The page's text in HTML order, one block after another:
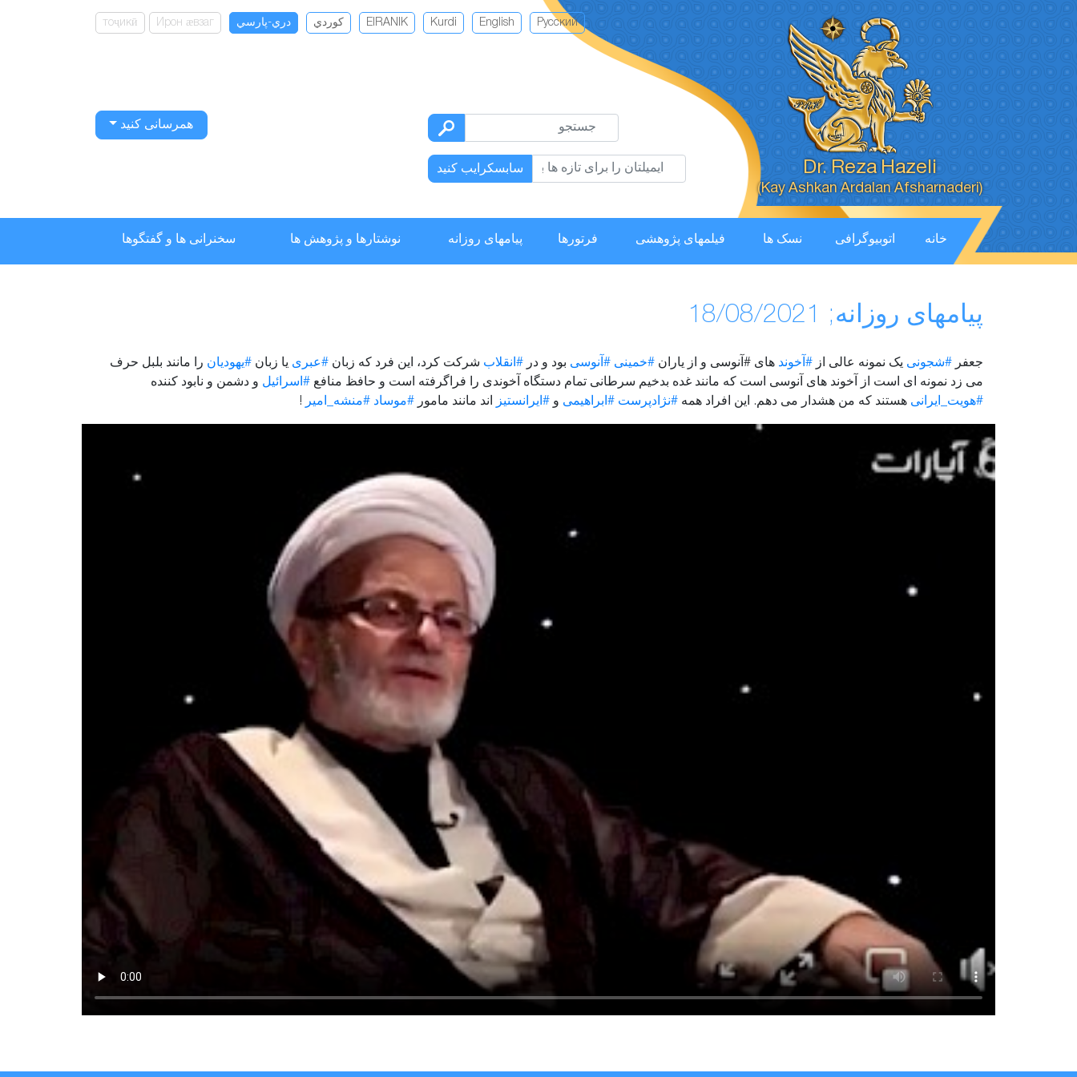
Dr. Reza Hazeli
(Kay Ashkan Ardalan Afsharnaderi)
Русский
English
Kurdi
EIRANIK كوردي دري-پارسي Ирон ӕвзаг
тоҷикӣ
سابسکرایب کنید
همرسانی کنید
خانه اتوبیوگرافی نسک ها فیلمهای پژوهشی فرتورها پیامهای روزانه نوشتارها و پژوهش ها سخنرانی ها و گفتگوها
پیامهای روزانه; 18/08/2021
جعفر #شجونی یک نمونه عالی از #آخوند های #آنوسی و از یاران #خمینی #آنوسی بود و در #انقلاب شرکت کرد، این فرد که زبان #عبری یا زبان #یهودیان را مانند بلبل حرف
می زد نمونه ای است از آخوند های آنوسی است که مانند غده بدخیم سرطانی تمام دستگاه آخوندی را فراگرفته است و حافظ منافع #اسرائیل و دشمن و نابود کننده
#هویت_ایرانی هستند که من هشدار می دهم. این افراد همه #نژادپرست #ابراهیمی و #ایرانستیز اند مانند مامور #موساد #منشه_امیر !